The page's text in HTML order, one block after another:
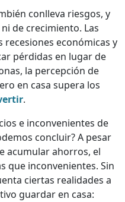
conlleva riesgos, y
de crecimiento. Las
económicas y
pérdidas en lugar de
la percepción de
en casa supera los
.
e inconvenientes de
concluir? A pesar
acumular ahorros, el
que inconvenientes. Sin
ciertas realidades a
guardar en casa: